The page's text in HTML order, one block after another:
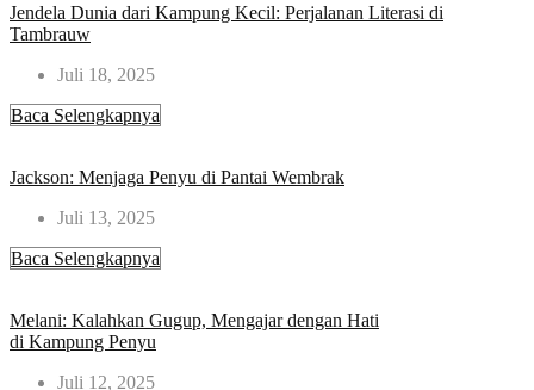
Jendela Dunia dari Kampung Kecil: Perjalanan Literasi di
Tambrauw
Juli 18, 2025
Baca Selengkapnya
Jackson: Menjaga Penyu di Pantai Wembrak
Juli 13, 2025
Baca Selengkapnya
Melani: Kalahkan Gugup, Mengajar dengan Hati
di Kampung Penyu
Juli 12, 2025